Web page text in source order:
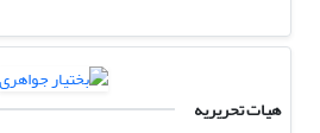
هیات تحریریه